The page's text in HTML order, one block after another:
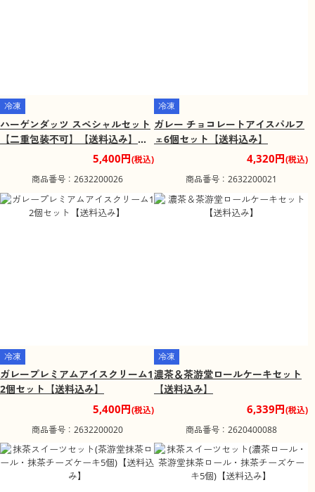
冷凍
ハーゲンダッツ スペシャルセット
【二重包装不可】【送料込み】
【お届け不可地域：離島】
5,400円(税込)
商品番号：2632200026
冷凍
ガレー チョコレートアイスパルフ
ェ6個セット【送料込み】
4,320円(税込)
商品番号：2632200021
冷凍
ガレープレミアムアイスクリーム1
2個セット【送料込み】
5,400円(税込)
商品番号：2632200020
冷凍
濃茶＆茶游堂ロールケーキセット
【送料込み】
6,339円(税込)
商品番号：2620400088